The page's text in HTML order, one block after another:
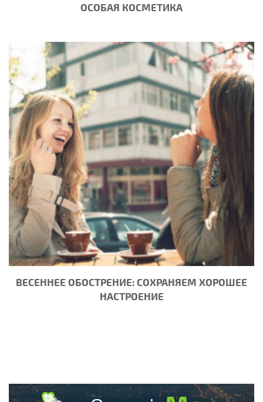
ОСОБАЯ КОСМЕТИКА
ВЕСЕННЕЕ ОБОСТРЕНИЕ: СОХРАНЯЕМ ХОРОШЕЕ
НАСТРОЕНИЕ